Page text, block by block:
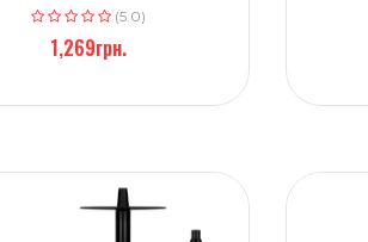
(5.0)
1,269грн.